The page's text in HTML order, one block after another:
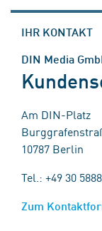
IHR KONTAKT
DIN Media
Am DIN-Platz
10787 Berlin
Tel.: +49 30
Zum